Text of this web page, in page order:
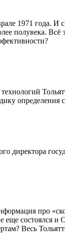
года. И с
полувека.
директора
про
еще состоялся
Весь